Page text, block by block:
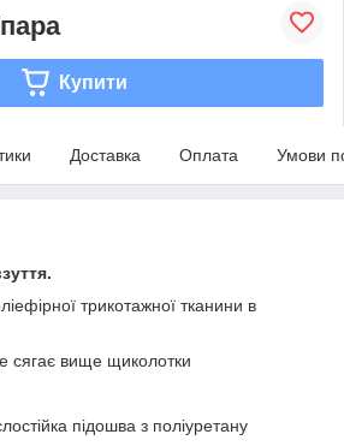
Купити
Доставка Оплата Умови
трикотажної тканини в
сягає вище щиколотки
підошва з поліуретану